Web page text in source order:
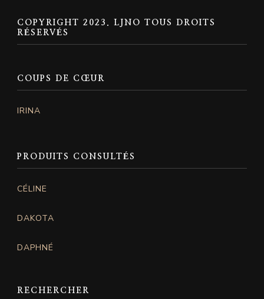
COPYRIGHT 2023. LJNO TOUS DROITS
RÉSERVÉS
COUPS DE CŒUR
IRINA
PRODUITS CONSULTÉS
CÉLINE
DAKOTA
DAPHNÉ
RECHERCHER